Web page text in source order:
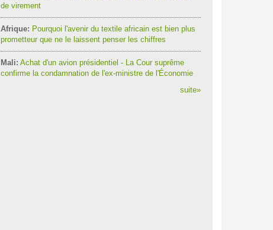
de virement
Afrique: Pourquoi l'avenir du textile africain est bien plus
prometteur que ne le laissent penser les chiffres
Mali: Achat d'un avion présidentiel - La Cour suprême
confirme la condamnation de l'ex-ministre de l'Économie
suite»